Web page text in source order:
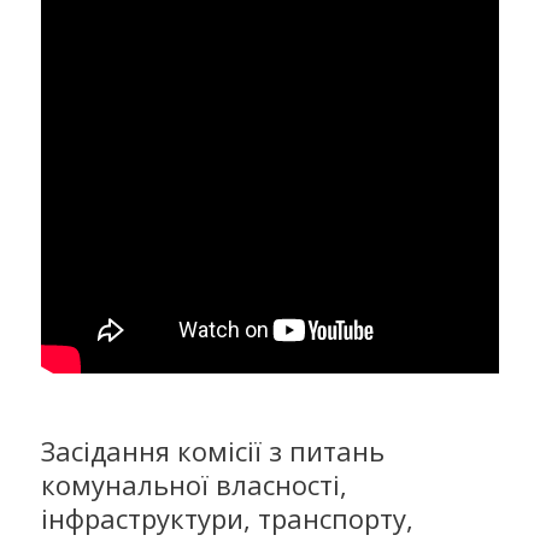
Засідання комісії з питань
комунальної власності,
інфраструктури, транспорту,